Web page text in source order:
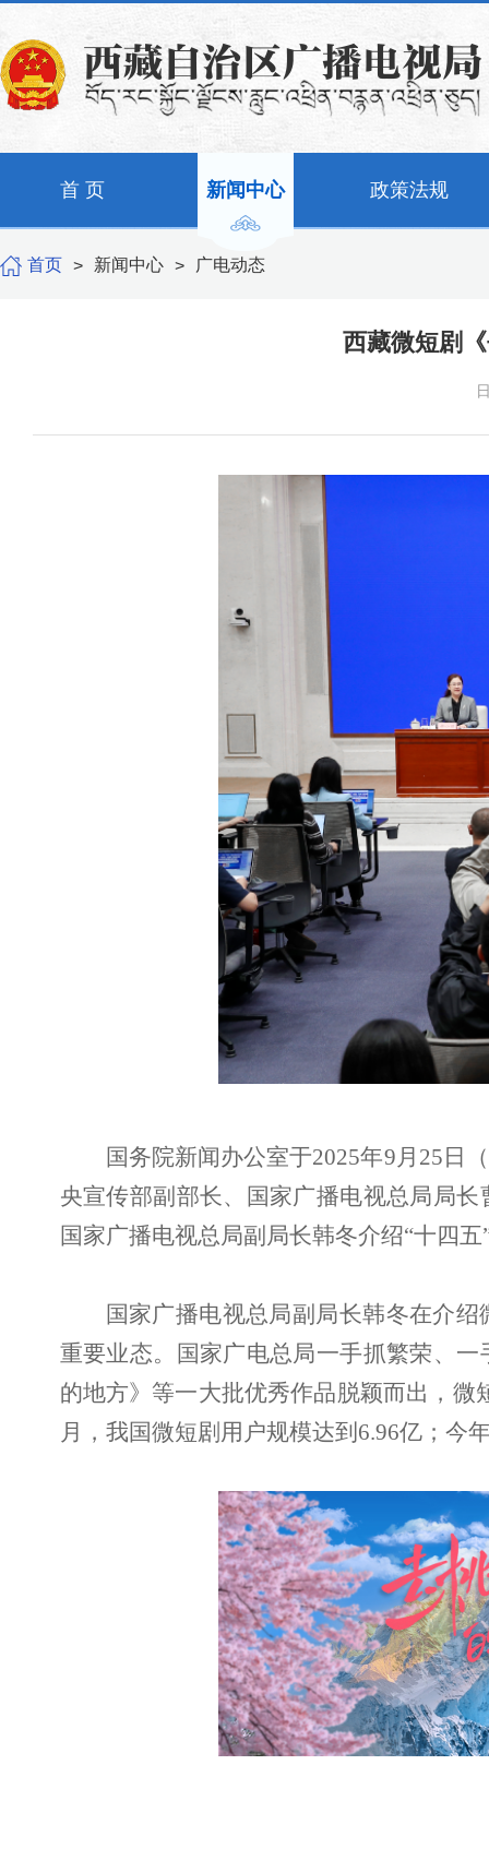
首 页 新闻中心 政策法规
首页 > 新闻中心 > 广电动态
西藏微短剧
国务院新闻办公室于2025年9月25日
央宣传部副部长、国家广播电视总局局
国家广播电视总局副局长韩冬介绍“十四
国家广播电视总局副局长韩冬在介
重要业态。国家广电总局一手抓繁荣、
的地方》等一大批优秀作品脱颖而出，
月，我国微短剧用户规模达到6.96亿；